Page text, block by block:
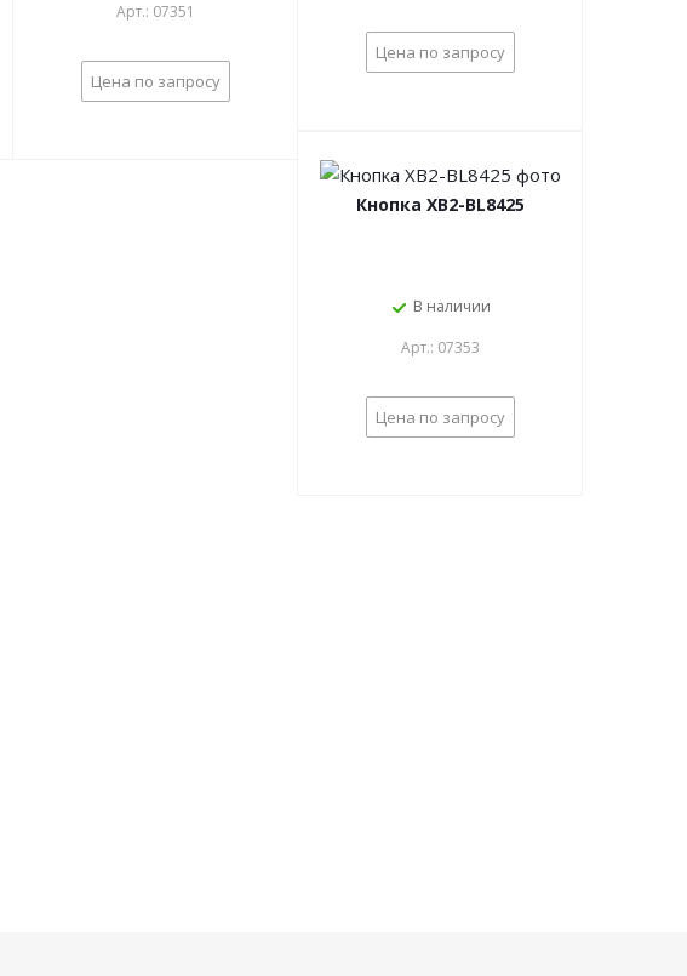
Арт.: 07351
Цена по запросу
Цена по запросу
Кнопка XB2-BL8425
В наличии
Арт.: 07353
Цена по запросу